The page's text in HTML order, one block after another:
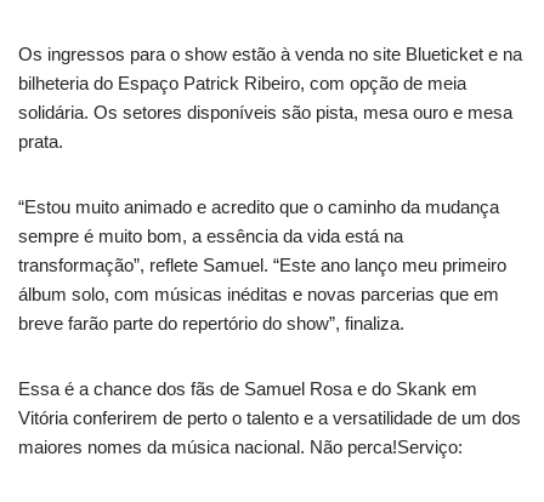
Os ingressos para o show estão à venda no site Blueticket e na
bilheteria do Espaço Patrick Ribeiro, com opção de meia
solidária. Os setores disponíveis são pista, mesa ouro e mesa
prata.
“Estou muito animado e acredito que o caminho da mudança
sempre é muito bom, a essência da vida está na
transformação”, reflete Samuel. “Este ano lanço meu primeiro
álbum solo, com músicas inéditas e novas parcerias que em
breve farão parte do repertório do show”, finaliza.
Essa é a chance dos fãs de Samuel Rosa e do Skank em
Vitória conferirem de perto o talento e a versatilidade de um dos
maiores nomes da música nacional. Não perca!Serviço: